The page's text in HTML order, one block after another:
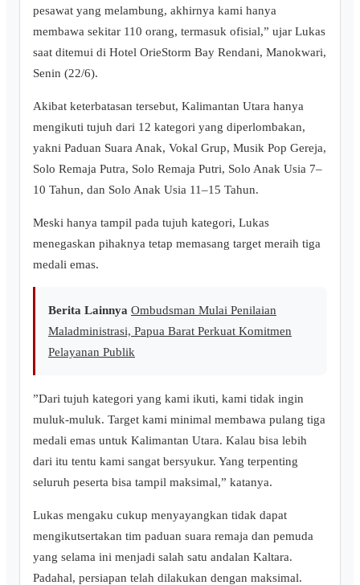
pesawat yang melambung, akhirnya kami hanya
membawa sekitar 110 orang, termasuk ofisial,” ujar Lukas
saat ditemui di Hotel OrieStorm Bay Rendani, Manokwari,
Senin (22/6).
Akibat keterbatasan tersebut, Kalimantan Utara hanya
mengikuti tujuh dari 12 kategori yang diperlombakan,
yakni Paduan Suara Anak, Vokal Grup, Musik Pop Gereja,
Solo Remaja Putra, Solo Remaja Putri, Solo Anak Usia 7–
10 Tahun, dan Solo Anak Usia 11–15 Tahun.
Meski hanya tampil pada tujuh kategori, Lukas
menegaskan pihaknya tetap memasang target meraih tiga
medali emas.
Berita Lainnya Ombudsman Mulai Penilaian
Maladministrasi, Papua Barat Perkuat Komitmen
Pelayanan Publik
‎”Dari tujuh kategori yang kami ikuti, kami tidak ingin
muluk-muluk. Target kami minimal membawa pulang tiga
medali emas untuk Kalimantan Utara. Kalau bisa lebih
dari itu tentu kami sangat bersyukur. Yang terpenting
seluruh peserta bisa tampil maksimal,” katanya.
‎Lukas mengaku cukup menyayangkan tidak dapat
mengikutsertakan tim paduan suara remaja dan pemuda
yang selama ini menjadi salah satu andalan Kaltara.
Padahal, persiapan telah dilakukan dengan maksimal.